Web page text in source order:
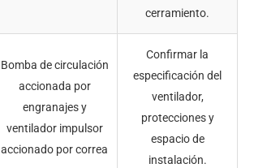
cerramiento.
Bomba de circulación
accionada por
engranajes y
ventilador impulsor
accionado por correa
Confirmar la
especificación del
ventilador,
protecciones y
espacio de
instalación.